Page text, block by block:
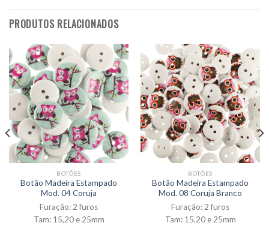
PRODUTOS RELACIONADOS
BOTÕES
Botão Madeira Estampado
Mod. 04 Coruja
Furação: 2 furos
Tam: 15,20 e 25mm
BOTÕES
Botão Madeira Estampado
Mod. 08 Coruja Branco
Furação: 2 furos
Tam: 15,20 e 25mm